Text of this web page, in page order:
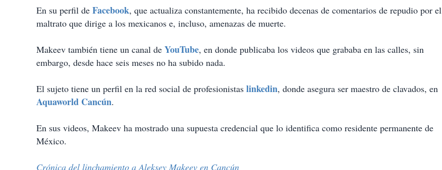
En su perfil de Facebook, que actualiza constantemente, ha recibido decenas de comentarios de repudio por el
maltrato que dirige a los mexicanos e, incluso, amenazas de muerte.
Makeev también tiene un canal de YouTube, en donde publicaba los videos que grababa en las calles, sin
embargo, desde hace seis meses no ha subido nada.
El sujeto tiene un perfil en la red social de profesionistas linkedin, donde asegura ser maestro de clavados, en
Aquaworld Cancún.
En sus videos, Makeev ha mostrado una supuesta credencial que lo identifica como residente permanente de
México.
Crónica del linchamiento a Aleksey Makeev en Cancún